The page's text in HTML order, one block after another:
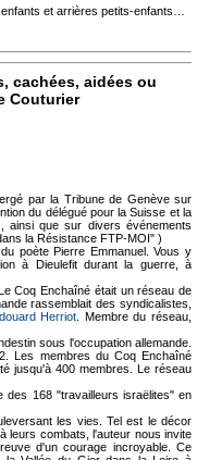
et arrières petits-enfants…
cachées, aidées ou
Couturier
par la Tribune de Genève sur
du délégué pour la Suisse et la
ainsi que sur divers événements
la Résistance FTP-MOI" )
poète Pierre Emmanuel. Vous y
à Dieulefit durant la guerre, à
Coq Enchaîné était un réseau de
rassemblait des syndicalistes,
Herriot . Membre du réseau,
sous l'occupation allemande.
Les membres du Coq Enchaîné
jusqu'à 400 membres. Le réseau
des 168 "travailleurs israëlites" en
les vies. Tel est le décor
leurs combats, l'auteur nous invite
d'un courage incroyable. Ce